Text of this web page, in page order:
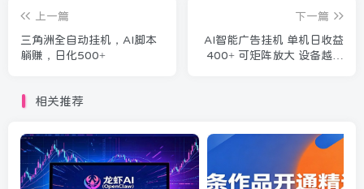
上一篇
三角洲全自动挂机，AI脚本
躺赚，日化500+
下一篇
AI智能广告挂机 单机日收益
400+ 可矩阵放大 设备越多
相关推荐